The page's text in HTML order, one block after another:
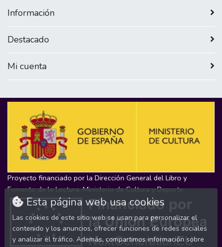
Información
Destacado
Mi cuenta
Proyecto financiado por la Dirección General del Libro y
Fomento de la Lectura, Ministerio de Cultura y Deporte
Esta página web usa cookies
Las cookies de este sitio web se usan para personalizar el
contenido y los anuncios, ofrecer funciones de redes sociales
y analizar el tráfico. Además, compartimos información sobre